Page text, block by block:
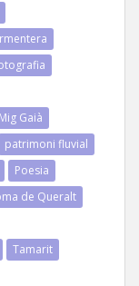
Mig Gaià
patrimoni fluvial
Poesia
de Queralt
Tamarit